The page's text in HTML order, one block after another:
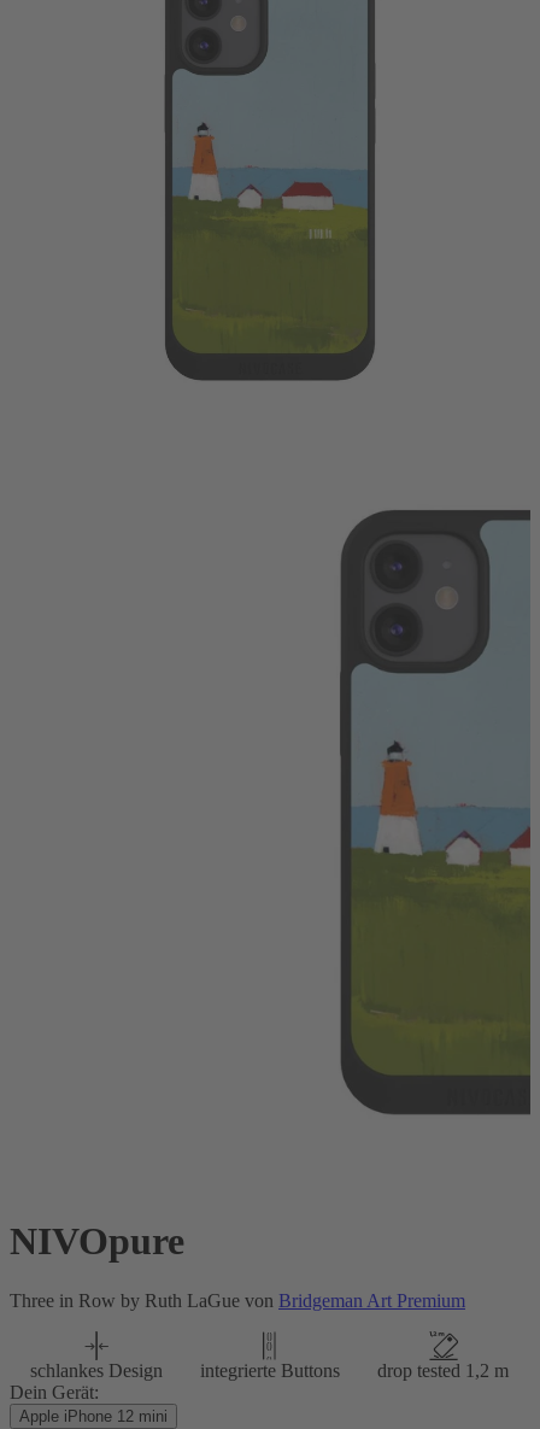
NIVOpure
Three in Row by Ruth LaGue von Bridgeman Art Premium
schlankes Design integrierte Buttons
drop tested 1,2 m
Dein Gerät:
Apple iPhone 12 mini